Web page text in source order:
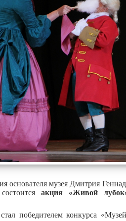
основателя музея Дмитрия
акция «Живой
победителем конкурса